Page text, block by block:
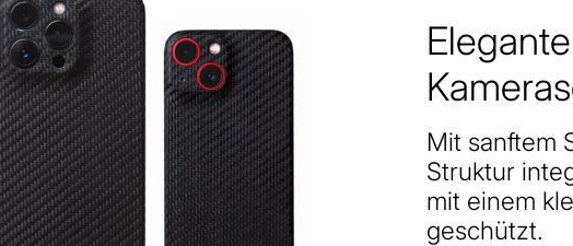
Mit sanftem
Struktur
mit einem
geschützt.